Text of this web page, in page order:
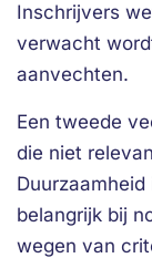
Inschrijvers
verwacht
aanvechten.
Een tweede
die niet
belangrijk bij
wegen van